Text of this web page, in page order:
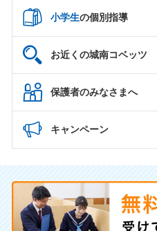
小学生の個別指導
お近くの城南コベッツ
保護者のみなさまへ
キャンペーン